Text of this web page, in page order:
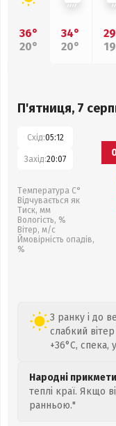
36°
20°
34°
20°
П'ятниця, 7
Схід:05:12
Захід:20:07
Температура С°
Відчувається як
Тиск, мм
Вологість, %
Вітер, м/с
Ймовірність опадів,
%
З ранку і до
слабкий
+36°C, спека,
Народні
теплі краї. Якщо
ранньою."